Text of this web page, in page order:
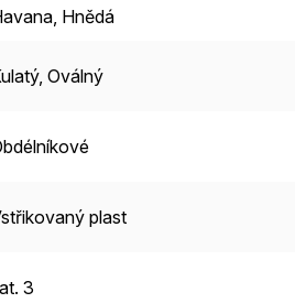
Hnědá
, Oválný
plast
3